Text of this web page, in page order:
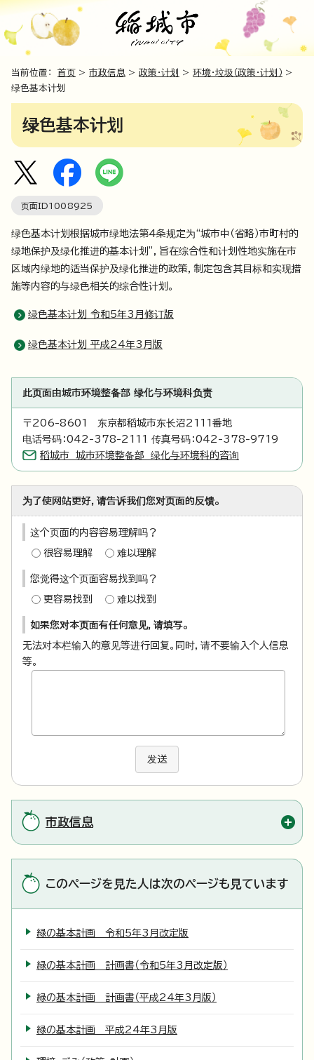
当前位置： 首页 > 市政信息 > 政策・计划 > 环境・垃圾（政策・计划） >
绿色基本计划
绿色基本计划
页面ID1008925
绿色基本计划根据城市绿地法第4条规定为“城市中（省略）市町村的
绿地保护及绿化推进的基本计划”，旨在综合性和计划性地实施在市
区域内绿地的适当保护及绿化推进的政策，制定包含其目标和实现措
施等内容的与绿色相关的综合性计划。
绿色基本计划 令和5年3月修订版
绿色基本计划 平成24年3月版
此页面由城市环境整备部 绿化与环境科负责
〒206-8601 东京都稻城市东长沼2111番地
电话号码：042-378-2111 传真号码：042-378-9719
稻城市 城市环境整备部 绿化与环境科的咨询
为了使网站更好，请告诉我们您对页面的反馈。
这个页面的内容容易理解吗？
很容易理解 难以理解
您觉得这个页面容易找到吗？
更容易找到 难以找到
如果您对本页面有任何意见，请填写。
无法对本栏输入的意见等进行回复。同时，请不要输入个人信息
等。
发送
市政信息
このページを見た人は次のページも見ています
緑の基本計画 令和5年3月改定版
緑の基本計画 計画書（令和5年3月改定版）
緑の基本計画 計画書（平成24年3月版）
緑の基本計画 平成24年3月版